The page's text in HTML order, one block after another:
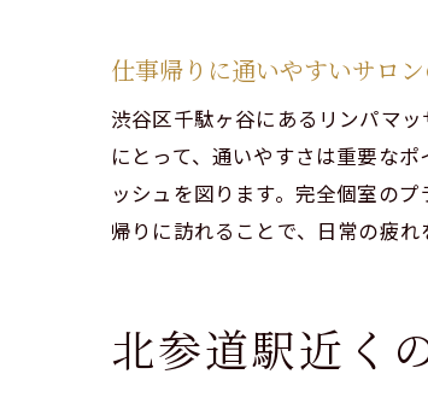
仕事帰りに通いやすいサロ
渋谷区千駄ヶ谷にあるリンパマ
にとって、通いやすさは重要な
ッシュを図ります。完全個室の
帰りに訪れることで、日常の疲れ
北参道駅近く